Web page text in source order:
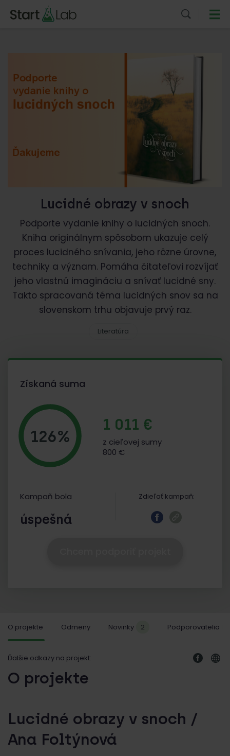
Lucidné obrazy v snoch
Podporte vydanie knihy o lucidných snoch.
Kniha originálnym spôsobom ukazuje celý
proces lucidného snívania, jeho rôzne úrovne,
techniky a význam. Pomáha čitateľovi rozvíjať
jeho vlastnú imagináciu a snívať lucidné sny.
Takto spracovaná téma lucidných snov sa na
slovenskom trhu objavuje prvý raz.
Literatúra
Získaná suma
126%
1 011 €
z cieľovej sumy
800 €
Kampaň bola
úspešná
Zdieľať kampaň:
O projekte Odmeny Novinky 2 Podporovatelia
Ďalšie odkazy na projekt:
O projekte
Lucidné obrazy v snoch /
Ana Foltýnová